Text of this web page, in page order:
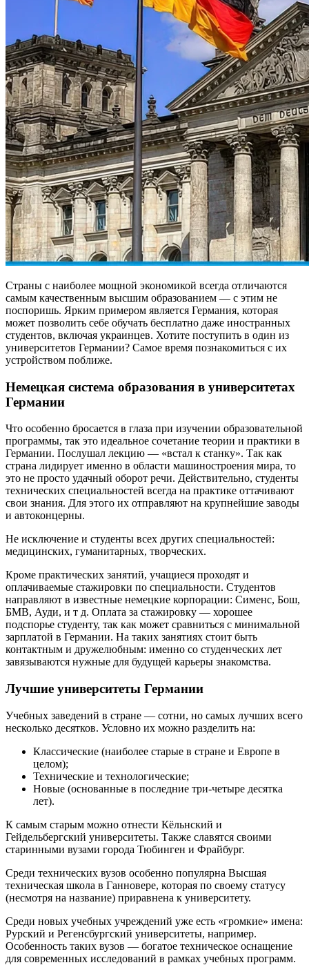
Страны с наиболее мощной экономикой всегда отличаются
самым качественным высшим образованием — с этим не
поспоришь. Ярким примером является Германия, которая
может позволить себе обучать бесплатно даже иностранных
студентов, включая украинцев. Хотите поступить в один из
университетов Германии? Самое время познакомиться с их
устройством поближе.
Немецкая система образования в университетах
Германии
Что особенно бросается в глаза при изучении образовательной
программы, так это идеальное сочетание теории и практики в
Германии. Послушал лекцию — «встал к станку». Так как
страна лидирует именно в области машиностроения мира, то
это не просто удачный оборот речи. Действительно, студенты
технических специальностей всегда на практике оттачивают
свои знания. Для этого их отправляют на крупнейшие заводы
и автоконцерны.
Не исключение и студенты всех других специальностей:
медицинских, гуманитарных, творческих.
Кроме практических занятий, учащиеся проходят и
оплачиваемые стажировки по специальности. Студентов
направляют в известные немецкие корпорации: Сименс, Бош,
БМВ, Ауди, и т д. Оплата за стажировку — хорошее
подспорье студенту, так как может сравниться с минимальной
зарплатой в Германии. На таких занятиях стоит быть
контактным и дружелюбным: именно со студенческих лет
завязываются нужные для будущей карьеры знакомства.
Лучшие университеты Германии
Учебных заведений в стране — сотни, но самых лучших всего
несколько десятков. Условно их можно разделить на:
Классические (наиболее старые в стране и Европе в
целом);
Технические и технологические;
Новые (основанные в последние три-четыре десятка
лет).
К самым старым можно отнести Кёльнский и
Гейдельбергский университеты. Также славятся своими
старинными вузами города Тюбинген и Фрайбург.
Среди технических вузов особенно популярна Высшая
техническая школа в Ганновере, которая по своему статусу
(несмотря на название) приравнена к университету.
Среди новых учебных учреждений уже есть «громкие» имена:
Рурский и Регенсбургский университеты, например.
Особенность таких вузов — богатое техническое оснащение
для современных исследований в рамках учебных программ.